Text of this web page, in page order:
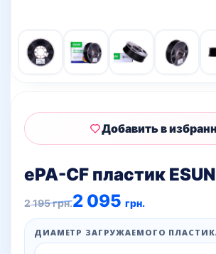
ePA-CF пластик
2 195грн.
Первоначальная
цена
составляла
195 грн..
2 095 грн.
Текущая
цена:
2
095 грн..
ДИАМЕТР ЗАГРУЖАЕМОГО
Добавить в